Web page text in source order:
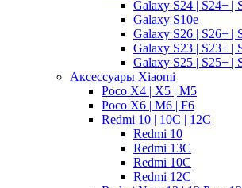
Galaxy S24 | S24+ |
Galaxy S10e
Galaxy S26 | S26+ |
Galaxy S23 | S23+ |
Galaxy S25 | S25+ |
Аксессуары Xiaomi
Poco X4 | X5 | M5
Poco X6 | M6 | F6
Redmi 10 | 10C | 12C
Redmi 10
Redmi 13C
Redmi 10C
Redmi 12C